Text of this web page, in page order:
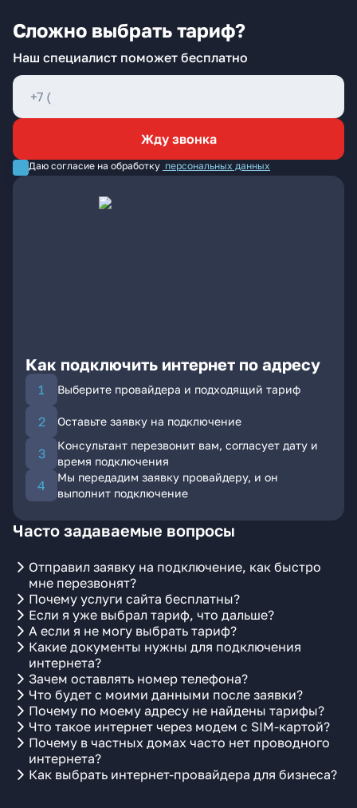
Сложно выбрать тариф?
Наш специалист поможет бесплатно
Жду звонка
Даю согласие на обработку персональных данных
Как подключить интернет по адресу
Выберите провайдера и подходящий тариф
Оставьте заявку на подключение
Консультант перезвонит вам, согласует дату и
время подключения
Мы передадим заявку провайдеру, и он
выполнит подключение
Часто задаваемые вопросы
Отправил заявку на подключение, как быстро
мне перезвонят?
Почему услуги сайта бесплатны?
Если я уже выбрал тариф, что дальше?
А если я не могу выбрать тариф?
Какие документы нужны для подключения
интернета?
Зачем оставлять номер телефона?
Что будет с моими данными после заявки?
Почему по моему адресу не найдены тарифы?
Что такое интернет через модем с SIM-картой?
Почему в частных домах часто нет проводного
интернета?
Как выбрать интернет-провайдера для бизнеса?